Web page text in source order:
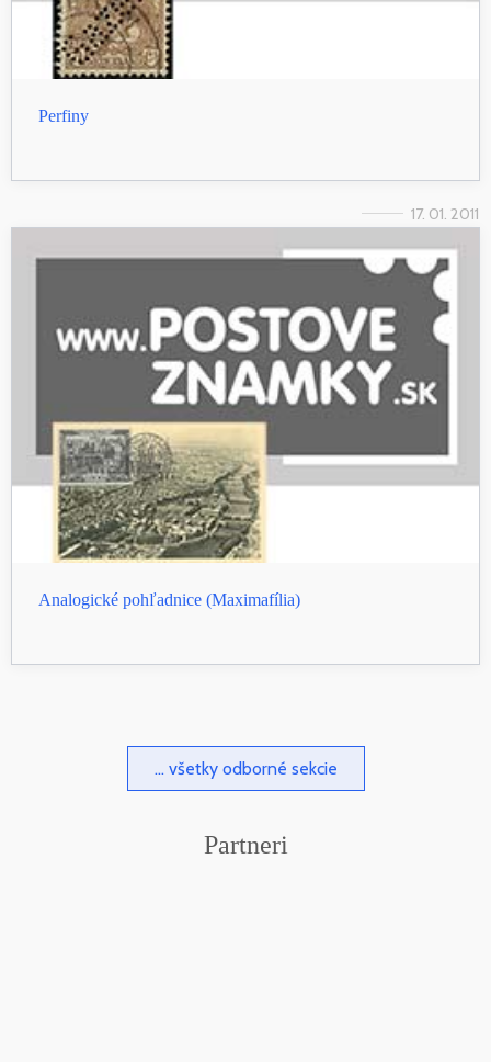
Perfiny
17. 01. 2011
Analogické pohľadnice (Maximafília)
... všetky odborné sekcie
Partneri